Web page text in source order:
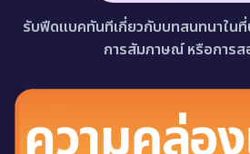
รับฟีดแบคทันทีเกี่ยวกับบทสนทนาในที่
การสัมภาษณ์ หรือการส